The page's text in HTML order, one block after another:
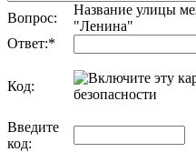
Вопрос:
Название улицы
"Ленина"
Ответ:*
Код:
Введите
код: